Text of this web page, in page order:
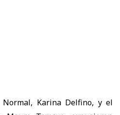
Karina Delfino, y el